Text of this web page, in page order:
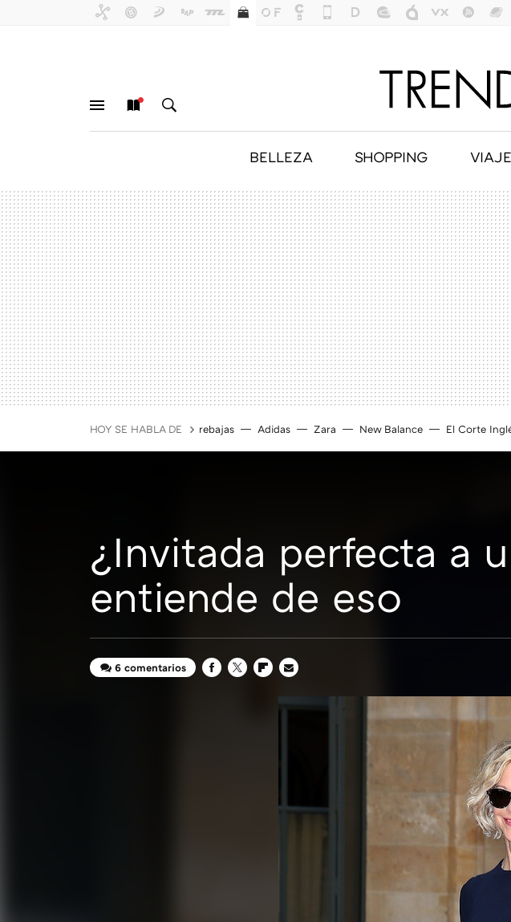
BELLEZA SHOPPING
HOY SE HABLA DE rebajas Adidas Zara New Balance El Corte
¿Invitada perfecta a
entiende de eso
6 comentarios
MAIL